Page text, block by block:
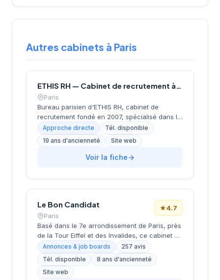
Autres cabinets à Paris
ETHIS RH — Cabinet de recrutement à Paris
Paris
Bureau parisien d'ETHIS RH, cabinet de
recrutement fondé en 2007, spécialisé dans le
conseil en ressources humaines, le
recrutement de cadres et dirigeants, le
coaching et l'outplacement. Situé au 16 rue de
Monceau dans le 8e arrondissement de Paris,
Approche directe
Tél. disponible
19 ans d'ancienneté
Site web
Voir la fiche
Le Bon Candidat
Paris
★4.7
Basé dans le 7e arrondissement de Paris, près
de la Tour Eiffel et des Invalides, ce cabinet de
recrutement bénéficie d'une localisation
prestigieuse au cœur de la capitale. Installé
rue de Bellechasse, il accompagne les
entreprises dans leurs recrutements avec une
Annonces & job boards
257 avis
Tél. disponible
8 ans d'ancienneté
Site web